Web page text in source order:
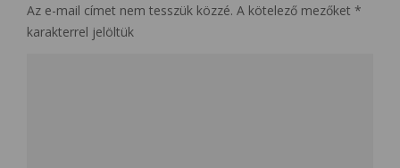
Az e-mail címet nem tesszük közzé. A kötelező mezőket *
karakterrel jelöltük